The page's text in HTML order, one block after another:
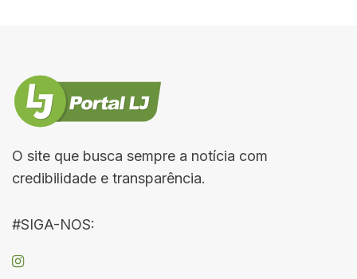
O site que busca sempre a notícia com
credibilidade e transparência.
#SIGA-NOS: